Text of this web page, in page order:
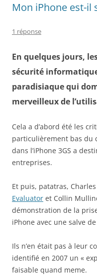
Mon iPhone est-il
1 réponse
En quelques jours,
sécurité
paradisiaque qui
merveilleux de
Cela a d’abord été les
particulièrement bas du
dans l’iPhone 3GS a
entreprises.
Et puis, patatras,
Evaluator et Collin
démonstration de la
iPhone avec une salve
Ils n’en était pas à leur
identifié en 2007 un «
faisable quand meme.